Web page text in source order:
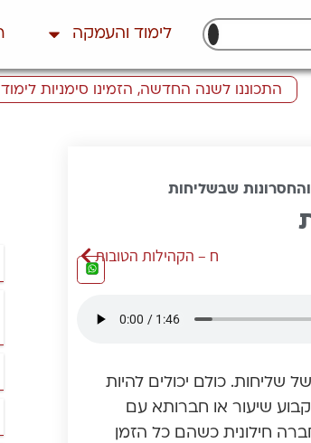
לימוד והעמקה
התכוננו לשנה החדשה, הזמינו סימניות
שבשליחות
ח – הקהילות הטובות
שליחות. כולם יכולים להיות
שיעור או חברותא עם
חילונית כשהם כל הזמן